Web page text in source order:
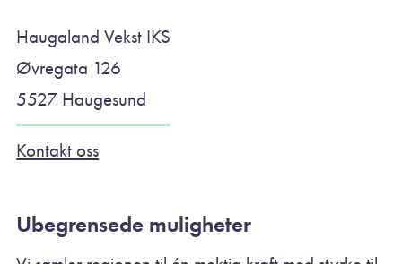
Haugaland Vekst IKS
Øvregata 126
5527 Haugesund
Kontakt oss
Ubegrensede muligheter